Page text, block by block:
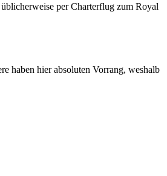
per Charterflug zum Royal
haben hier absoluten Vorrang, weshalb